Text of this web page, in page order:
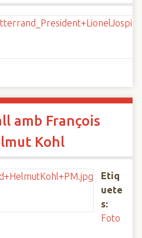
amb François
Kohl
Etiq
uete
s:
Foto